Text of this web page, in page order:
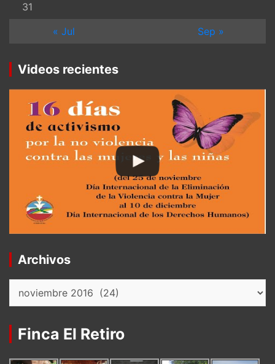
31
« Jul
Sep »
Videos recientes
Archivos
Finca El Retiro